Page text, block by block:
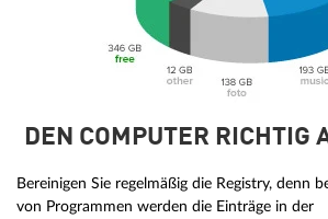
DEN COMPUTER RICHTIG
Bereinigen Sie regelmäßig die Registry, denn
von Programmen werden die Einträge in der